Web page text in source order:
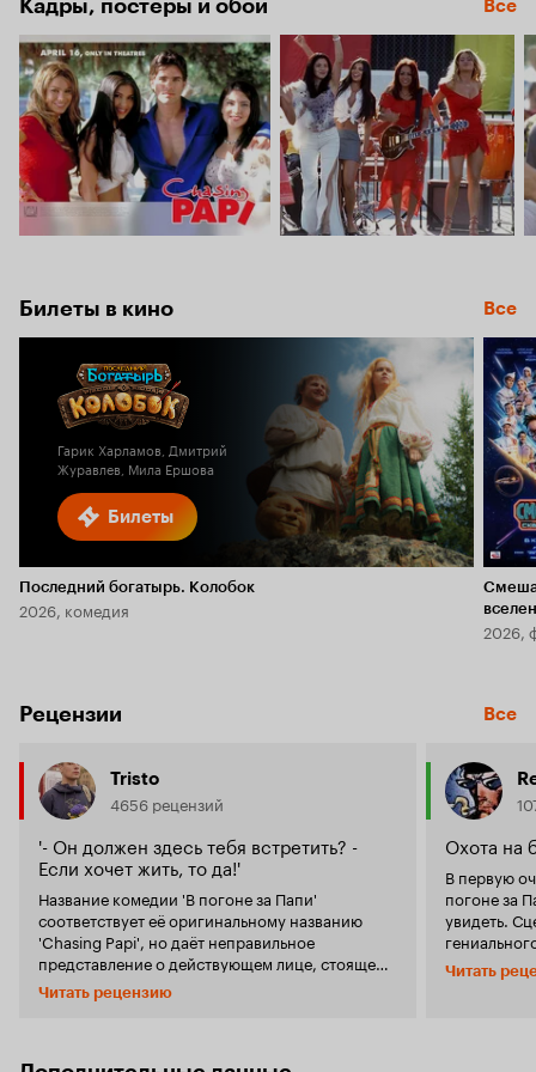
Кадры, постеры и обои Все
Билеты в кино Все
Билеты
Гарик Харламов, Дмитрий
Журавлев, Мила Ершова
Последний богатырь. Колобок
2026, комедия
2026,
Рецензии Все
Tristo
4656 рецензий
'- Он должен здесь тебя встретить? -
Если хочет жить, то да!'
Название комедии 'В погоне за Папи'
соответствует её оригинальному названию
'Chasing Papi', но даёт неправильное
представление о действующем лице, стоящем
во главе угла. Кто такой этот Папи? Папи - так
три красавицы латинского происхождения
Читать рецензию
Охота на
В первую
погоне за
увидеть. Сценарий. Сюжет простоват, ничего
момент.
Читать